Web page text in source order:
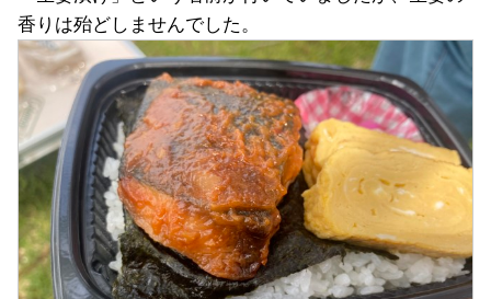
香りは殆どしませんでした。